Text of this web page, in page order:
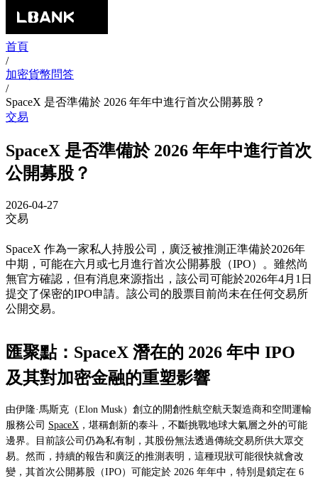
首頁
/
加密貨幣問答
/
SpaceX 是否準備於 2026 年年中進行首次公開募股？
交易
SpaceX 是否準備於 2026 年年中進行首次
公開募股？
2026-04-27
交易
SpaceX 作為一家私人持股公司，廣泛被推測正準備於2026年
中期，可能在六月或七月進行首次公開募股（IPO）。雖然尚
無官方確認，但有消息來源指出，該公司可能於2026年4月1日
提交了保密的IPO申請。該公司的股票目前尚未在任何交易所
公開交易。
匯聚點：SpaceX 潛在的 2026 年中 IPO
及其對加密金融的重塑影響
由伊隆·馬斯克（Elon Musk）創立的開創性航空航天製造商和空間運輸
服務公司 SpaceX ，堪稱創新的泰斗，不斷挑戰地球大氣層之外的可能
邊界。目前該公司仍為私有制，其股份無法透過傳統交易所供大眾交
易。然而，持續的報告和廣泛的推測表明，這種現狀可能很快就會改
變，其首次公開募股（IPO）可能定於 2026 年年中，特別是鎖定在 6